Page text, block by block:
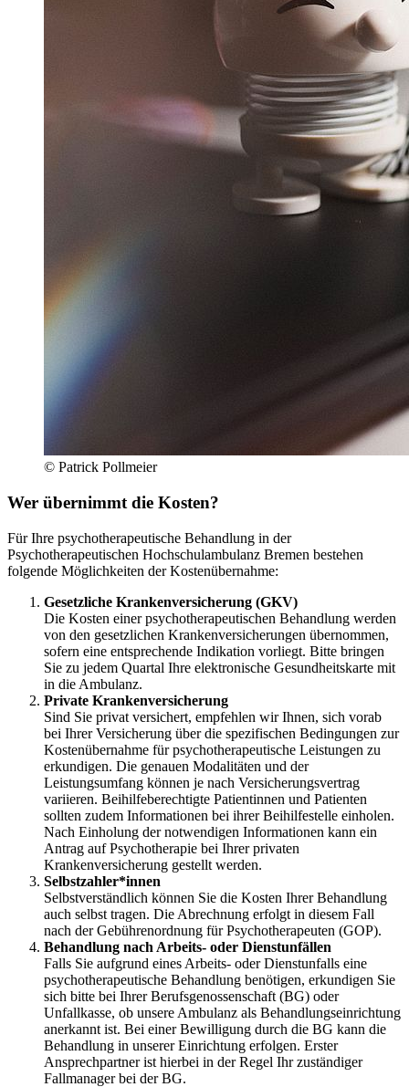
© Patrick Pollmeier
Wer übernimmt die Kosten?
Für Ihre psychotherapeutische Behandlung in der
Psychotherapeutischen Hochschulambulanz Bremen bestehen
folgende Möglichkeiten der Kostenübernahme:
Gesetzliche Krankenversicherung (GKV)
Die Kosten einer psychotherapeutischen Behandlung werden
von den gesetzlichen Krankenversicherungen übernommen,
sofern eine entsprechende Indikation vorliegt. Bitte bringen
Sie zu jedem Quartal Ihre elektronische Gesundheitskarte mit
in die Ambulanz.
Private Krankenversicherung
Sind Sie privat versichert, empfehlen wir Ihnen, sich vorab
bei Ihrer Versicherung über die spezifischen Bedingungen zur
Kostenübernahme für psychotherapeutische Leistungen zu
erkundigen. Die genauen Modalitäten und der
Leistungsumfang können je nach Versicherungsvertrag
variieren. Beihilfeberechtigte Patientinnen und Patienten
sollten zudem Informationen bei ihrer Beihilfestelle einholen.
Nach Einholung der notwendigen Informationen kann ein
Antrag auf Psychotherapie bei Ihrer privaten
Krankenversicherung gestellt werden.
Selbstzahler*innen
Selbstverständlich können Sie die Kosten Ihrer Behandlung
auch selbst tragen. Die Abrechnung erfolgt in diesem Fall
nach der Gebührenordnung für Psychotherapeuten (GOP).
Behandlung nach Arbeits- oder Dienstunfällen
Falls Sie aufgrund eines Arbeits- oder Dienstunfalls eine
psychotherapeutische Behandlung benötigen, erkundigen Sie
sich bitte bei Ihrer Berufsgenossenschaft (BG) oder
Unfallkasse, ob unsere Ambulanz als Behandlungseinrichtung
anerkannt ist. Bei einer Bewilligung durch die BG kann die
Behandlung in unserer Einrichtung erfolgen. Erster
Ansprechpartner ist hierbei in der Regel Ihr zuständiger
Fallmanager bei der BG.